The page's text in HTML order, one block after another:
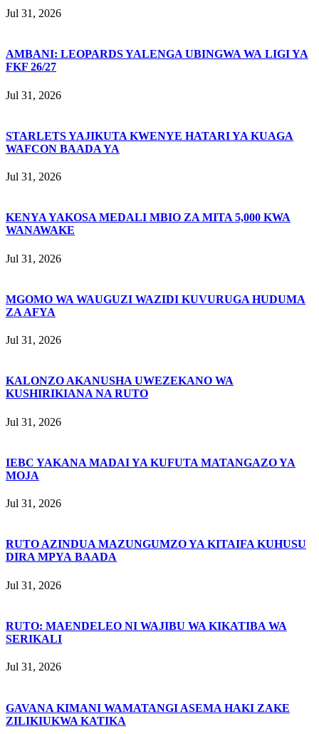
Jul 31, 2026
AMBANI: LEOPARDS YALENGA UBINGWA WA LIGI YA
FKF 26/27
Jul 31, 2026
STARLETS YAJIKUTA KWENYE HATARI YA KUAGA
WAFCON BAADA YA
Jul 31, 2026
KENYA YAKOSA MEDALI MBIO ZA MITA 5,000 KWA
WANAWAKE
Jul 31, 2026
MGOMO WA WAUGUZI WAZIDI KUVURUGA HUDUMA
ZA AFYA
Jul 31, 2026
KALONZO AKANUSHA UWEZEKANO WA
KUSHIRIKIANA NA RUTO
Jul 31, 2026
IEBC YAKANA MADAI YA KUFUTA MATANGAZO YA
MOJA
Jul 31, 2026
RUTO AZINDUA MAZUNGUMZO YA KITAIFA KUHUSU
DIRA MPYA BAADA
Jul 31, 2026
RUTO: MAENDELEO NI WAJIBU WA KIKATIBA WA
SERIKALI
Jul 31, 2026
GAVANA KIMANI WAMATANGI ASEMA HAKI ZAKE
ZILIKIUKWA KATIKA